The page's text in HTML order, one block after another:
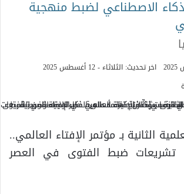
الاصطناعي لضبط منهجية
اخر تحديث: الثلاثاء - 12 أغسطس 2025
الثانية بـ مؤتمر الإفتاء العالمي..
تشريعات ضبط الفتوى في العصر